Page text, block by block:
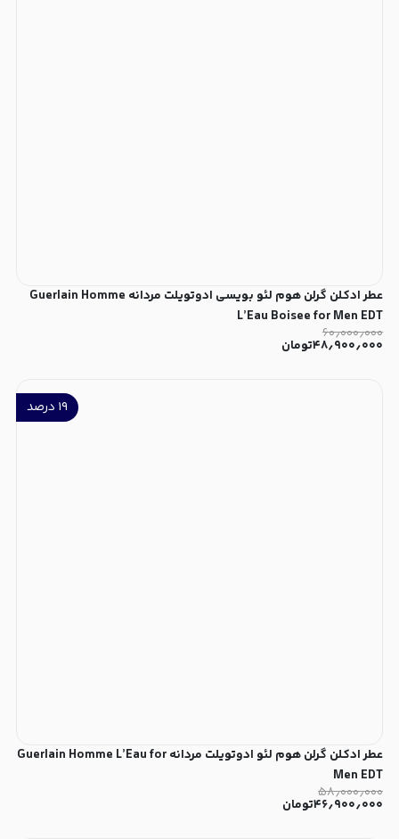
عطر ادکلن گرلن هوم لئو بویسی ادوتویلت مردانه Guerlain Homme
L’Eau Boisee for Men EDT
۶۰٫۰۰۰٫۰۰۰
۴۸٫۹۰۰٫۰۰۰تومان
۱۹ درصد
عطر ادکلن گرلن هوم لئو ادوتویلت مردانه Guerlain Homme L’Eau for
Men EDT
۵۸٫۰۰۰٫۰۰۰
۴۶٫۹۰۰٫۰۰۰تومان